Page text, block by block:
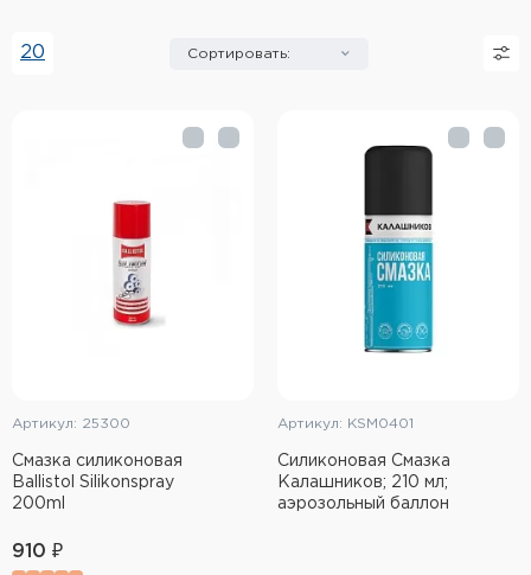
Тюнинг оружия и ЗИП
Высокоточная стрельба
Спортивная стрельба
Пневматика
Ножи
Инструмент для заточки
Сортировать:
20
Артикул: 25300
Смазка силиконовая
Ballistol Silikonspray
200ml
910 ₽
Артикул: KSM0401
Силиконовая Смазка
Калашников; 210 мл;
аэрозольный баллон